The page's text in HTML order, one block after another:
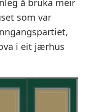
som var
i eit jærhus